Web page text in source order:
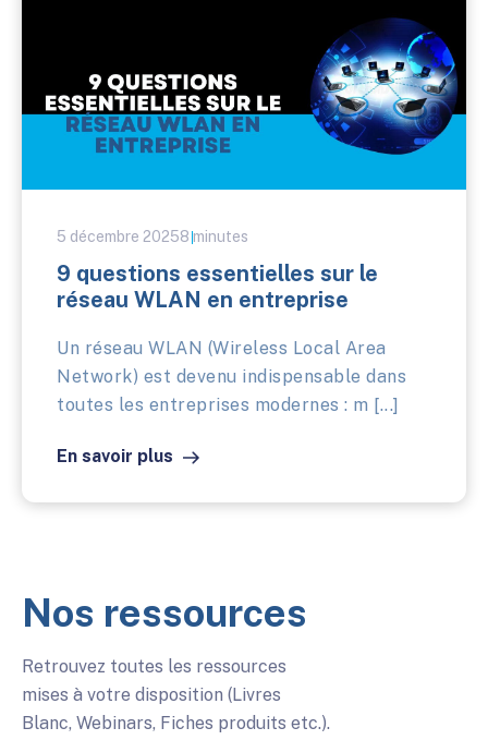
5 décembre 20258 minutes
9 questions essentielles sur le
réseau WLAN en entreprise
Un réseau WLAN (Wireless Local Area
Network) est devenu indispensable dans
toutes les entreprises modernes : m [...]
En savoir plus
Nos ressources
Retrouvez toutes les ressources
mises à votre disposition (Livres
Blanc, Webinars, Fiches produits etc.).